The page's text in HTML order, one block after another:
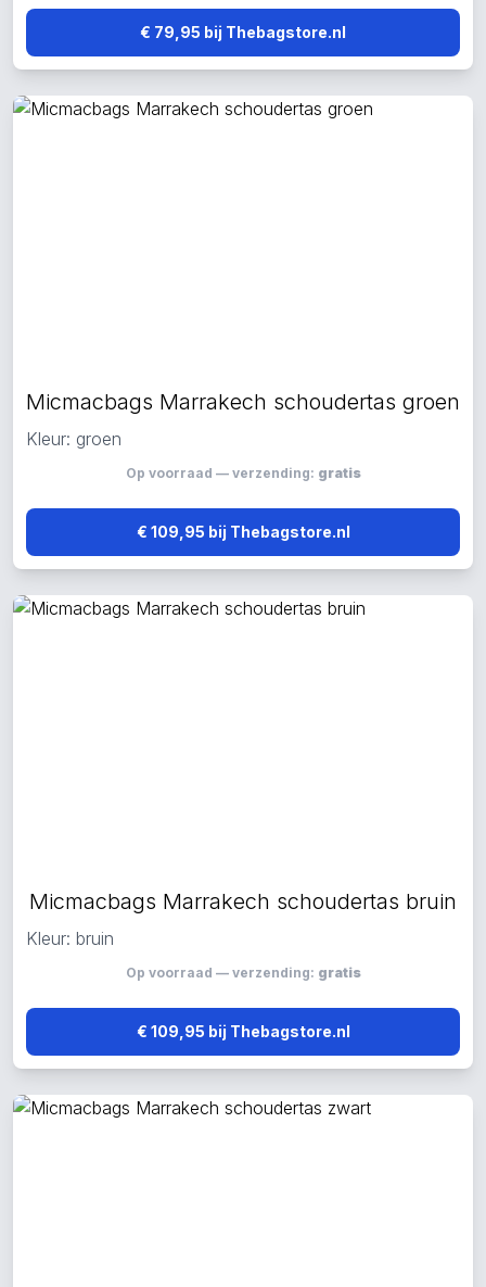
€ 79,95 bij Thebagstore.nl
Micmacbags Marrakech schoudertas groen
Kleur: groen
Op voorraad — verzending: gratis
€ 109,95 bij Thebagstore.nl
Micmacbags Marrakech schoudertas bruin
Kleur: bruin
Op voorraad — verzending: gratis
€ 109,95 bij Thebagstore.nl